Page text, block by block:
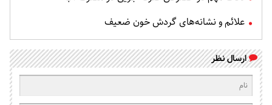
علائم و نشانه‌های گردش خون ضعیف
ارسال نظر